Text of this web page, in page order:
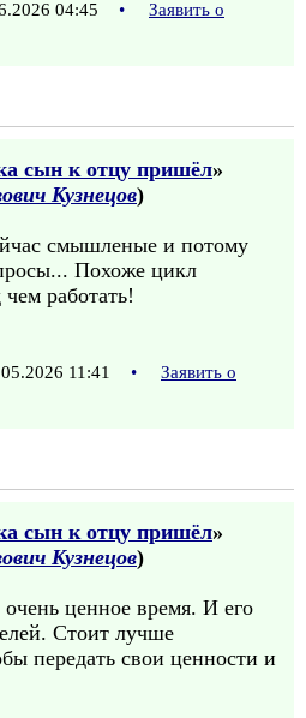
04:45 •
Заявить о
сын к отцу пришёл»
Кузнецов)
смышленые и потому
Похоже цикл
работать!
11:41 •
Заявить о
сын к отцу пришёл»
Кузнецов)
ценное время. И его
Стоит лучше
передать свои ценности и